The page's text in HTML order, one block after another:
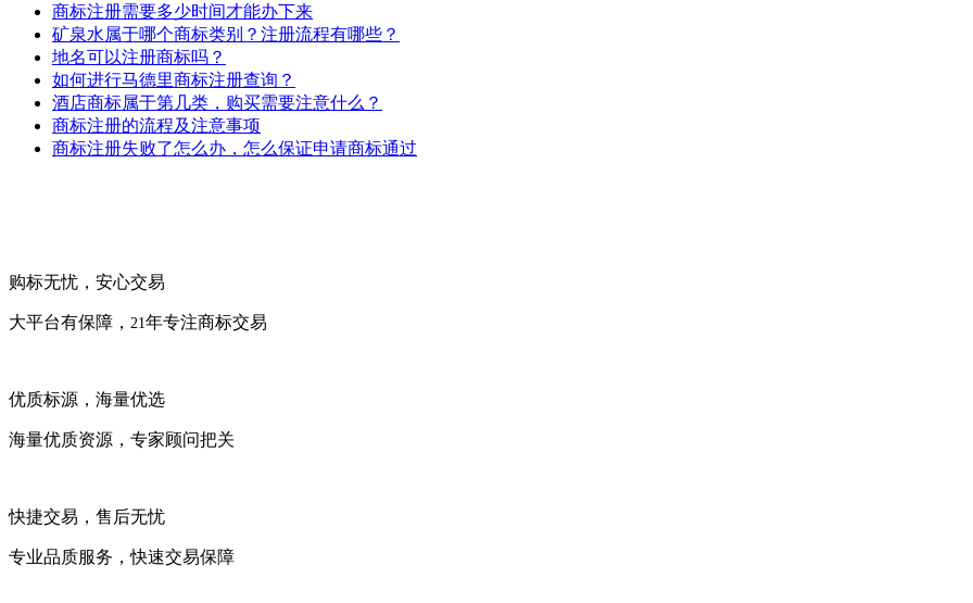
商标注册需要多少时间才能办下来
矿泉水属于哪个商标类别？注册流程有哪些？
地名可以注册商标吗？
如何进行马德里商标注册查询？
酒店商标属于第几类，购买需要注意什么？
商标注册的流程及注意事项
商标注册失败了怎么办，怎么保证申请商标通过
购标无忧，安心交易
大平台有保障， 21 年专注商标交易
优质标源，海量优选
海量优质资源，专家顾问把关
快捷交易，售后无忧
专业品质服务，快速交易保障